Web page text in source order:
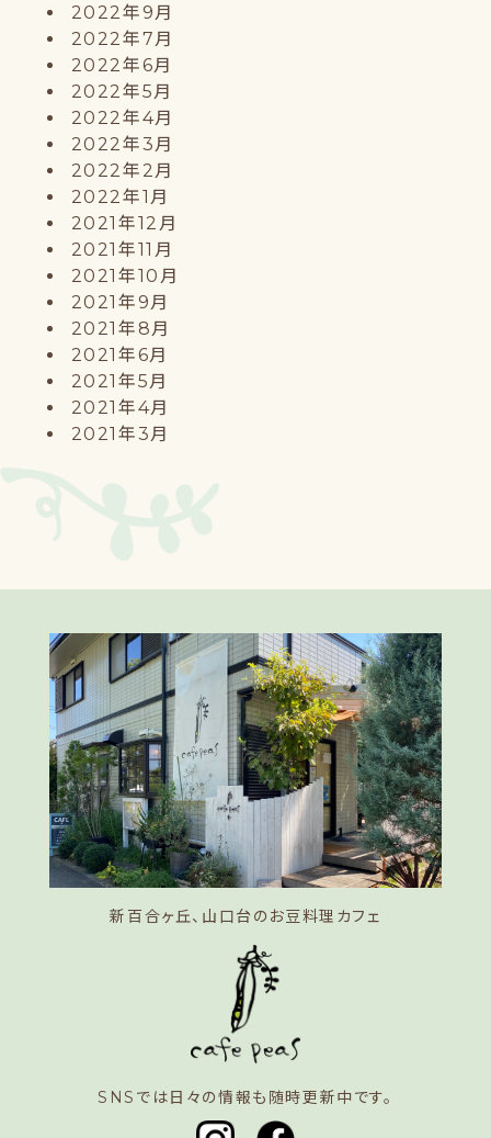
2022年9月
2022年7月
2022年6月
2022年5月
2022年4月
2022年3月
2022年2月
2022年1月
2021年12月
2021年11月
2021年10月
2021年9月
2021年8月
2021年6月
2021年5月
2021年4月
2021年3月
新百合ヶ丘、山口台のお豆料理カフェ
SNSでは日々の情報も随時更新中です。